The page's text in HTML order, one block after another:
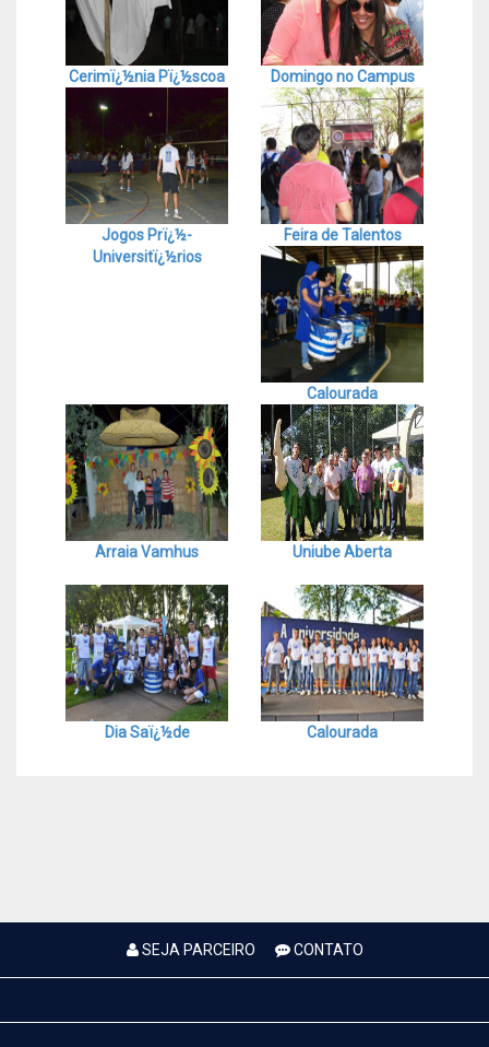
Cerimï¿½nia Pï¿½scoa Domingo no Campus
Jogos Prï¿½-
Universitï¿½rios
Feira de Talentos
Calourada
Arraia Vamhus Uniube Aberta
Dia Saï¿½de Calourada
SEJA PARCEIRO CONTATO